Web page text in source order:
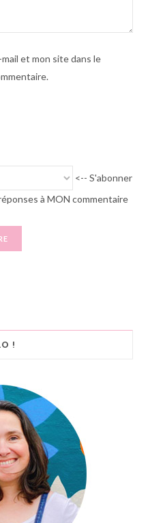
et mon site dans le
<-- S'abonner
à MON commentaire
!